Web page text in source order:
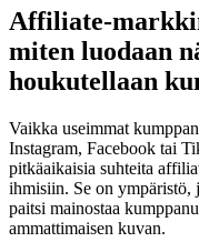
Affiliate-
miten luodaan
houkutellaan
Vaikka useimmat
Instagram, Facebook tai
pitkäaikaisia suhteita
ihmisiin. Se on ympäristö,
paitsi mainostaa
ammattimaisen kuvan.